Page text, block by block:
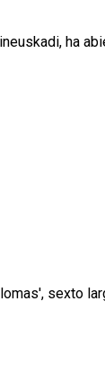
ha
sexto